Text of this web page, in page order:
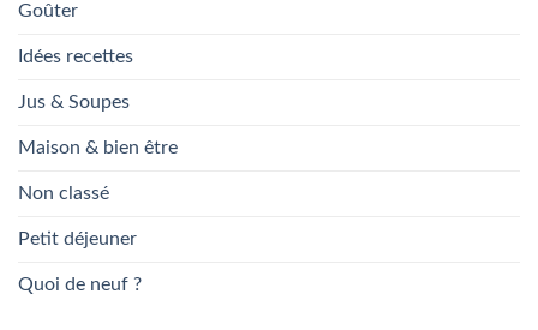
Goûter
Idées recettes
Jus & Soupes
Maison & bien être
Non classé
Petit déjeuner
Quoi de neuf ?